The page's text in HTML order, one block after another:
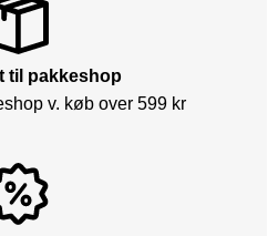
til pakkeshop
v. køb over 599 kr